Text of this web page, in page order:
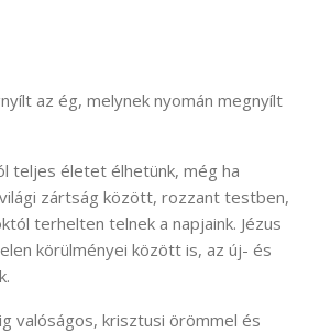
az ég, melynek nyomán megnyílt
teljes életet élhetünk, még ha
zártság között, rozzant testben,
terhelten telnek a napjaink. Jézus
körülményei között is, az új- és
valóságos, krisztusi örömmel és